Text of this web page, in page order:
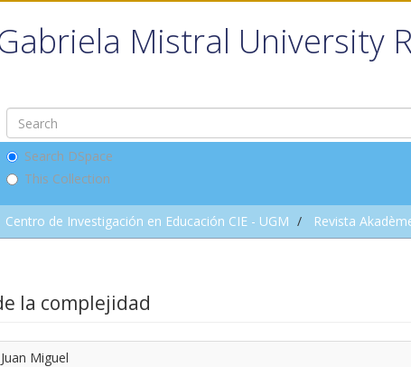
Mistral University
Search DSpace
This Collection
Centro de Investigación en Educación CIE - UGM Revista
la complejidad
Miguel